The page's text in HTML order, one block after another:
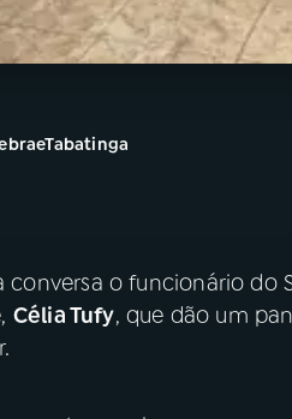
o funcionário do
Célia Tufy, que dão um